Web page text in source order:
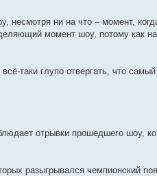
ни на что – момент,
момент шоу, потому как
таки глупо отвергать, что
отрывки прошедшего шоу,
разыгрывался чемпионский